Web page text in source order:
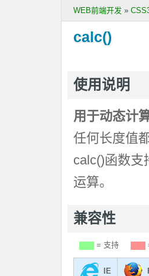
WEB前端开发 »
calc()
使用说明
用于动态计
任何长度值
calc()函数支
运算。
兼容性
= 支持
IE